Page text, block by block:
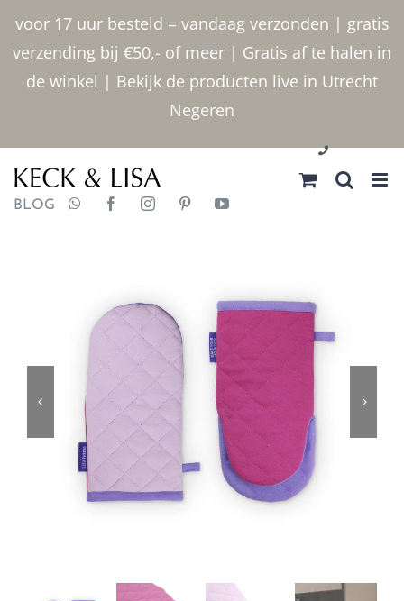
voor 17 uur besteld = vandaag verzonden | gratis
verzending bij €50,- of meer | Gratis af te halen in
de winkel | Bekijk de producten live in Utrecht
Negeren
inhoud
030 2400000
BLOG